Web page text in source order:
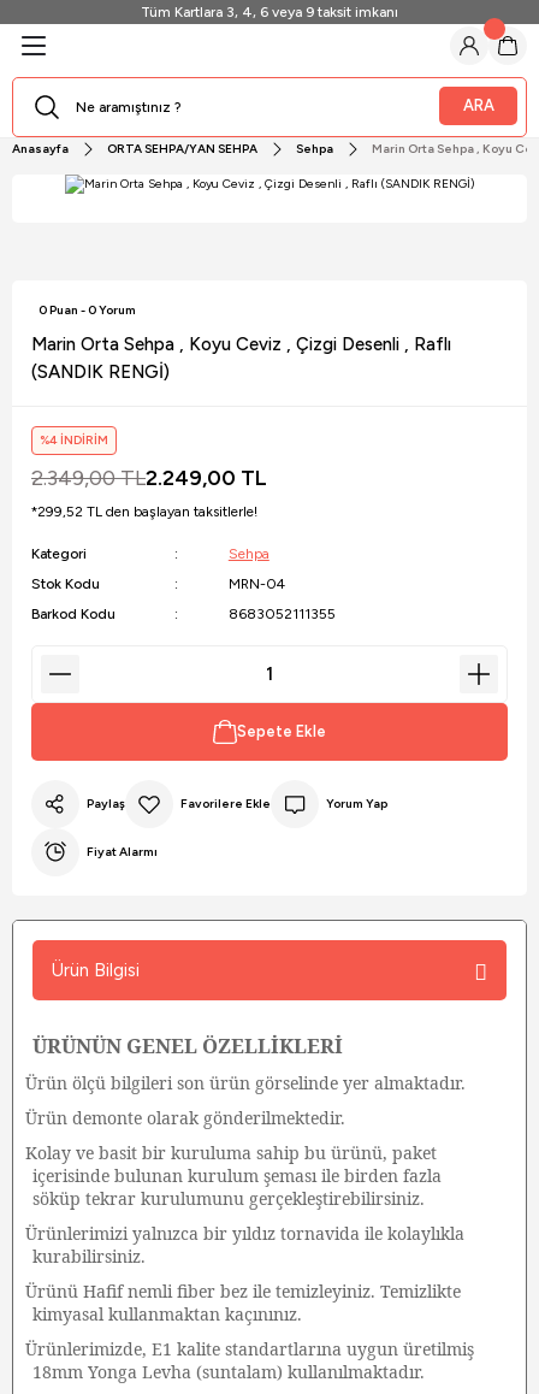
Tüm Kartlara 3, 4, 6 veya 9 taksit imkanı
Geri Dön
Geri Dön
SEHPA
Geri Dön
Geri Dön
Geri Dön
Geri Dön
Geri Dön
Geri Dön
ARA
Anasayfa ORTA SEHPA/YAN SEHPA Sehpa Marin Orta Sehpa , Koyu
0 Puan - 0 Yorum
Marin Orta Sehpa , Koyu Ceviz , Çizgi Desenli , Raflı
(SANDIK RENGİ)
%4 İNDİRİM
2.349,00 TL2.249,00 TL
*299,52 TL den başlayan taksitlerle!
Kategori
Sehpa
Stok Kodu
MRN-04
Barkod Kodu
8683052111355
Sepete Ekle
Paylaş Yorum Yap
Fiyat Alarmı
Ürün Bilgisi
ÜRÜNÜN GENEL ÖZELLİKLERİ
Ürün ölçü bilgileri son ürün görselinde yer almaktadır.
Ürün demonte olarak gönderilmektedir.
Kolay ve basit bir kuruluma sahip bu ürünü, paket
içerisinde bulunan kurulum şeması ile birden fazla
söküp tekrar kurulumunu gerçekleştirebilirsiniz.
Ürünlerimizi yalnızca bir yıldız tornavida ile kolaylıkla
kurabilirsiniz.
Ürünü Hafif nemli fiber bez ile temizleyiniz. Temizlikte
kimyasal kullanmaktan kaçınınız.
Ürünlerimizde, E1 kalite standartlarına uygun üretilmiş
18mm Yonga Levha (suntalam) kullanılmaktadır.